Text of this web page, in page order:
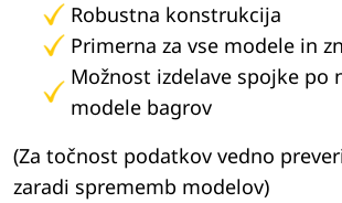
Robustna konstrukcija
Primerna za vse modele in
Možnost izdelave spojke po
modele bagrov
(Za točnost podatkov vedno
zaradi sprememb modelov)